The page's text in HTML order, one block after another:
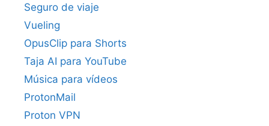
Seguro de viaje
Vueling
OpusClip para Shorts
Taja AI para YouTube
Música para vídeos
ProtonMail
Proton VPN